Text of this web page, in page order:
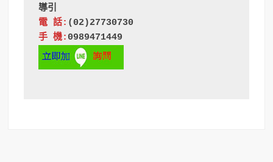
導引
電 話: (02)27730730
手 機: 0989471449